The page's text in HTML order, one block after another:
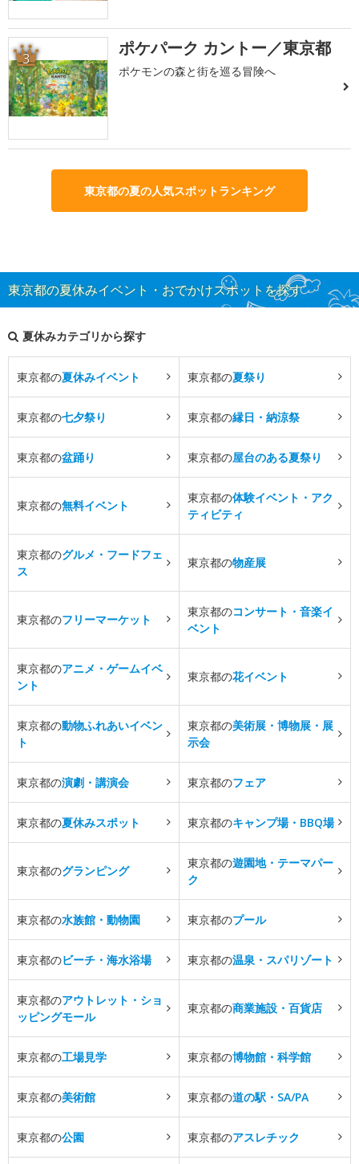
3 ポケパーク カントー／東京都
ポケモンの森と街を巡る冒険へ
東京都の夏の人気スポットランキング
東京都の夏休みイベント・おでかけスポットを探す
夏休みカテゴリから探す
東京都の夏休みイベント 東京都の夏祭り
東京都の七夕祭り 東京都の縁日・納涼祭
東京都の盆踊り 東京都の屋台のある夏祭り
東京都の無料イベント
東京都の体験イベント・アク
ティビティ
東京都のグルメ・フードフェ
ス
東京都の物産展
東京都のフリーマーケット
東京都のコンサート・音楽イ
ベント
東京都のアニメ・ゲームイベ
ント
東京都の花イベント
東京都の動物ふれあいイベン
ト
東京都の美術展・博物展・展
示会
東京都の演劇・講演会 東京都のフェア
東京都の夏休みスポット 東京都のキャンプ場・BBQ場
東京都のグランピング
東京都の遊園地・テーマパー
ク
東京都の水族館・動物園 東京都のプール
東京都のビーチ・海水浴場 東京都の温泉・スパリゾート
東京都のアウトレット・ショ
ッピングモール
東京都の商業施設・百貨店
東京都の工場見学 東京都の博物館・科学館
東京都の美術館 東京都の道の駅・SA/PA
東京都の公園 東京都のアスレチック